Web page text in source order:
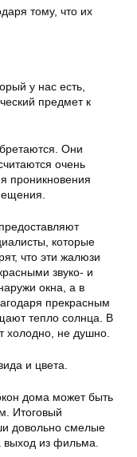
тому, что их
у нас есть,
предмет к
Они
очень
проникновения
которые
что эти жалюзи
звуко- и
окна, а в
прекрасным
тепло солнца. В
холодно, не душно.
и цвета.
дома может быть
Итоговый
довольно смелые
из фильма.